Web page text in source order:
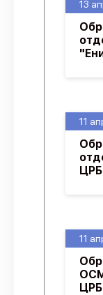
11
11
13